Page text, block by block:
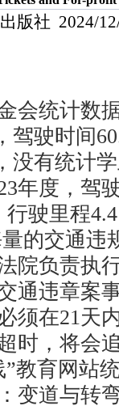
版社 2024/
统计数据
驾驶时间
没有统计
度，驾驶
驶里程
交通违
院负责执
通违章案
须在21天
时，将会
育网站
变道与转